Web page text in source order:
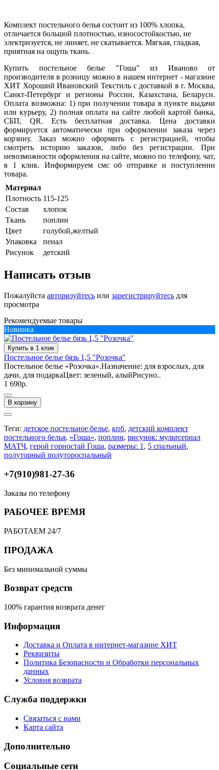
Комплект постельного белья состоит из 100% хлопка,
отличается большой плотностью, износостойкостью, не
электризуется, не линяет, не скатывается. Мягкая, гладкая,
приятная на ощупь ткань.
Купить постельное белье "Гоша" из Иваново от
производителя в розницу можно в нашем интернет - магазине
ХИТ Хороший Ивановский Текстиль с доставкой в г. Москва,
Санкт-Петербург и регионы России, Казахстана, Беларуси.
Оплата возможна: 1) при получении товара в пункте выдачи
или курьеру, 2) полная оплата на сайте любой картой банка,
СБП, QR. Есть бесплатная доставка. Цена доставки
формируется автоматически при оформлении заказа через
корзину. Заказ можно оформить с регистрацией, чтобы
смотреть историю заказов, либо без регистрации. При
невозможности оформления на сайте, можно по телефону, чат,
в 1 клик. Информируем смс об отправке и поступлении
товара.
Материал
Плотность 115-125
Состав
хлопок
Ткань
поплин
Цвет
голубой,желтый
Упаковка
пенал
Рисунок
детский
Написать отзыв
Пожалуйста авторизуйтесь или зарегистрируйтесь для
просмотра
Рекомендуемые товары
Новинка
Купить в 1 клик
Постельное белье бязь 1,5 "Розочка"
Постельное белье «Розочка».Назначение: для взрослых, для
дачи, для подаркаЦвет: зеленый, алыйРисуно..
1 690р.
В корзину
Теги: детское постельное белье, кпб, детский комплект
постельного белья, «Гоша», поплин, рисунок: мультсериал
МАТЧ, герой горностай Гоша, размеры: 1 , 5 спальный,
полуторный полутороспальный
+7(910)981-27-36
Заказы по телефону
РАБОЧЕЕ ВРЕМЯ
РАБОТАЕМ 24/7
ПРОДАЖА
Без минимальной суммы
Возврат средств
100% гарантия возврата денег
Информация
Доставка и Оплата в интернет-магазине ХИТ
Реквизиты
Политика Безопасности и Обработки персональных
данных
Условия возврата
Служба поддержки
Связаться с нами
Карта сайта
Дополнительно
Социальные сети